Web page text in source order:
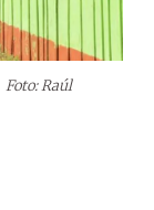
Foto: Raúl